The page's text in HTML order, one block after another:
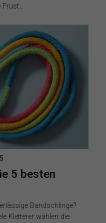
Frust…
5 besten
Bandschlinge?
Kletterer wählen die